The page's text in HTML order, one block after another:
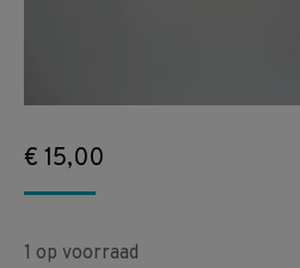
€ 15,00
1 op voorraad